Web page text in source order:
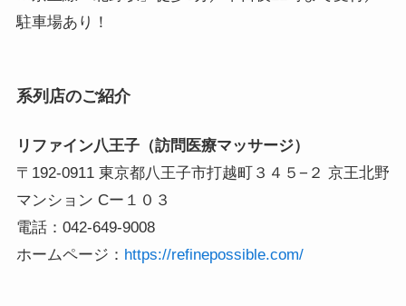
駐車場あり！
系列店のご紹介
リファイン八王子（訪問医療マッサージ）
〒192-0911 東京都八王子市打越町３４５−２ 京王北野
マンション Cー１０３
電話：042-649-9008
ホームページ： https://refinepossible.com/